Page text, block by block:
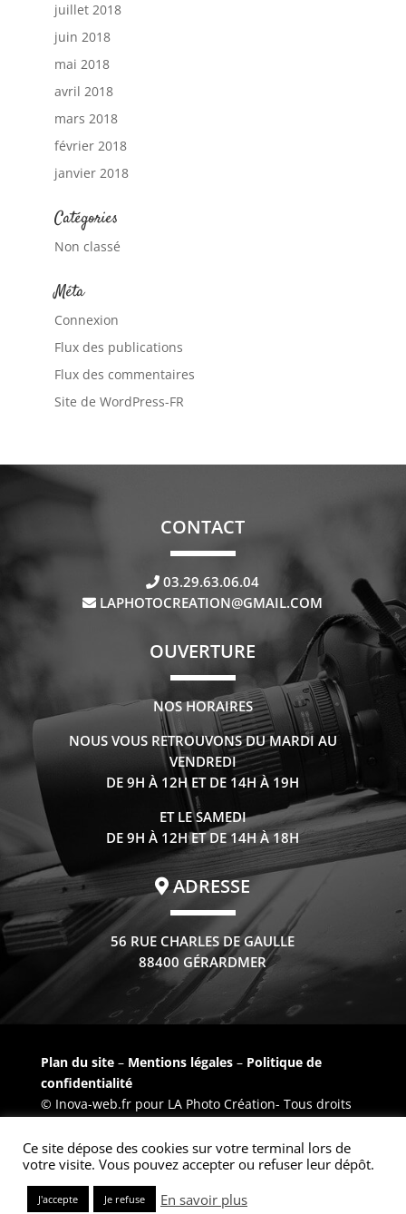
juillet 2018
juin 2018
mai 2018
avril 2018
mars 2018
février 2018
janvier 2018
Catégories
Non classé
Méta
Connexion
Flux des publications
Flux des commentaires
Site de WordPress-FR
CONTACT
03.29.63.06.04
LAPHOTOCREATION@GMAIL.COM
OUVERTURE
NOS HORAIRES
NOUS VOUS RETROUVONS DU MARDI AU
VENDREDI
DE 9H À 12H ET DE 14H À 19H
ET LE SAMEDI
DE 9H À 12H ET DE 14H À 18H
ADRESSE
56 RUE CHARLES DE GAULLE
88400 GÉRARDMER
Plan du site– Mentions légales – Politique de
confidentialité
© Inova-web.fr pour LA Photo Création- Tous droits
Ce site dépose des cookies sur votre terminal lors de
votre visite. Vous pouvez accepter ou refuser leur dépôt.
J'accepte Je refuse En savoir plus